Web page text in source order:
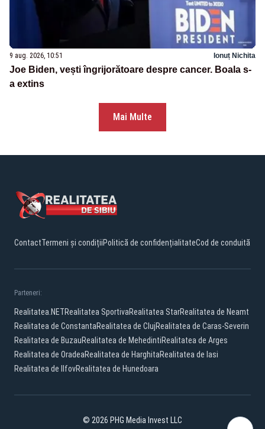
9 aug. 2026, 10:51 Ionuț Nichita
Joe Biden, vești îngrijorătoare despre cancer. Boala s-
a extins
Mai Multe
ContactTermeni și condițiiPolitică de confidențialitateCod de conduită
Parteneri:
Realitatea.NETRealitatea SportivaRealitatea StarRealitatea de Neamt
Realitatea de ConstantaRealitatea de ClujRealitatea de Caras-Severin
Realitatea de BuzauRealitatea de MehedintiRealitatea de Arges
Realitatea de OradeaRealitatea de HarghitaRealitatea de Iasi
Realitatea de IlfovRealitatea de Hunedoara
© 2026 PHG Media Invest LLC